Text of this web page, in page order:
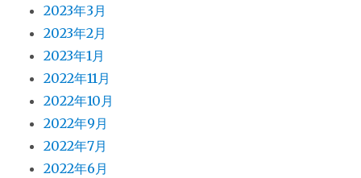
2023年3月
2023年2月
2023年1月
2022年11月
2022年10月
2022年9月
2022年7月
2022年6月